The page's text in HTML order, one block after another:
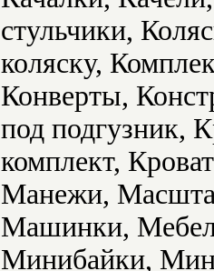
стульчики,
коляску,
Конверты,
под подгузник,
комплект,
Манежи,
Машинки,
Минибайки,